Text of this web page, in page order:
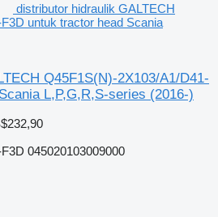
distributor hidraulik GALTECH
untuk tractor head Scania
Q45F1S(N)-2X103/A1/D41-
L,P,G,R,S-series (2016-)
045020103009000